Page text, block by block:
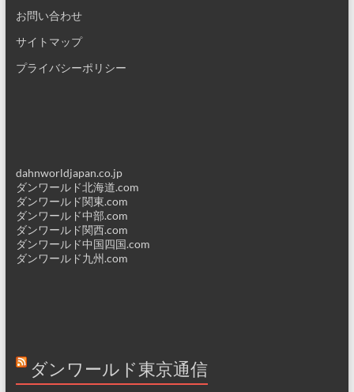
お問い合わせ
サイトマップ
プライバシーポリシー
dahnworldjapan.co.jp
ダンワールド北海道.com
ダンワールド関東.com
ダンワールド中部.com
ダンワールド関西.com
ダンワールド中国四国.com
ダンワールド九州.com
ダンワールド東京通信